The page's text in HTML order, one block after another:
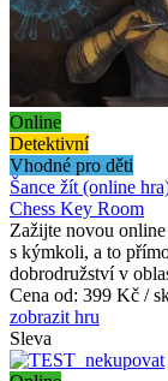
Online
Detektivní
Vhodné pro děti
Šance žít (online
Chess Key Room
Zažijte novou
s kýmkoli, a to
dobrodružství v
Cena od: 399 Kč /
zobrazit hru
Sleva